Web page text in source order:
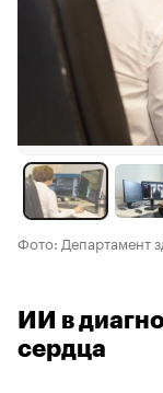
Фото: Департамент
ИИ в
сердца